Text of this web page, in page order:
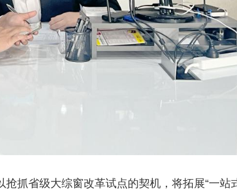
省级大综窗改革试点的契机，将拓展“一站